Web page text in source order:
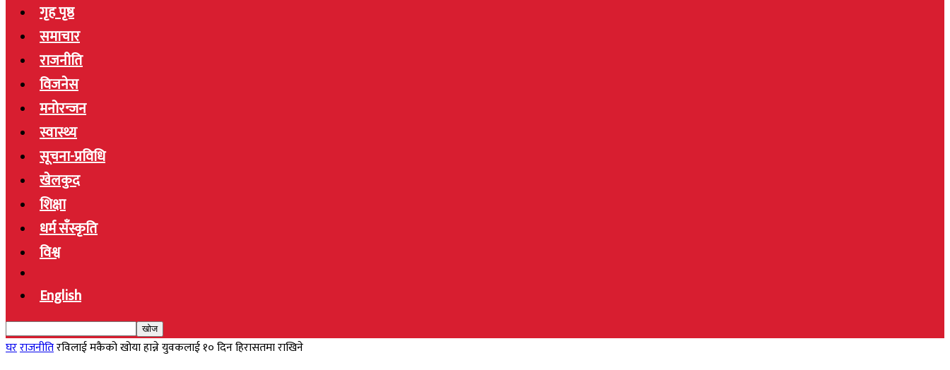
गृह पृष्ठ
समाचार
राजनीति
विजनेस
मनोरन्जन
स्वास्थ्य
सूचना-प्रविधि
खेलकुद
शिक्षा
धर्म सँस्कृति
विश्व
English
घरराजनीतिरविलाई मकैको खोया हान्ने युवकलाई १० दिन हिरासतमा राखिने